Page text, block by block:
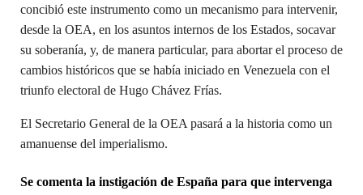
concibió este instrumento como un mecanismo para intervenir,
desde la OEA, en los asuntos internos de los Estados, socavar
su soberanía, y, de manera particular, para abortar el proceso de
cambios históricos que se había iniciado en Venezuela con el
triunfo electoral de Hugo Chávez Frías.
El Secretario General de la OEA pasará a la historia como un
amanuense del imperialismo.
Se comenta la instigación de España para que intervenga